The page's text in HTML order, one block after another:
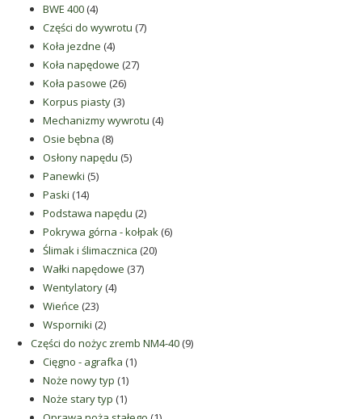
produktów
BWE 400 44
produkty
Części do wywrotu 77
Koła jezdne 44
produkty
Koła napędowe 2727
Koła pasowe 2626
produktów
Korpus piasty 33
produkty
Mechanizmy wywrotu 44
Osie bębna 88
produktów
Osłony napędu 55
Panewki 55
Paski 1414
produktów
Podstawa napędu 22
produkty
Pokrywa górna - kołpak 66
Ślimak i ślimacznica 2020
Wałki napędowe 3737
Wentylatory 44
Wieńce 2323
produkty
Wsporniki 22
produkty
Części do nożyc zremb NM4-40 99
Cięgno - agrafka 11
Noże nowy typ 11
produkt
Noże stary typ 11